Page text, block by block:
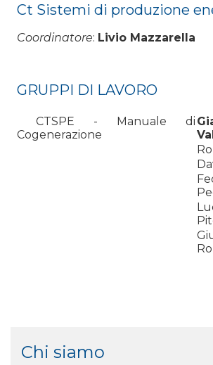
Chi siamo
Ct Sistemi di produzione
Coordinatore: Livio Mazzarella
GRUPPI DI LAVORO
CTSPE - Manuale di
Cogenerazione